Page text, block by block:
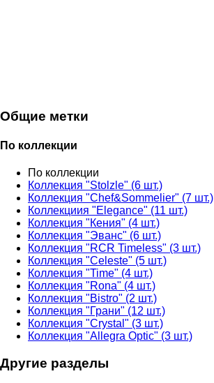
Общие метки
По коллекции
По коллекции
Коллекция "Stolzle" (6 шт.)
Коллекция "Chef&Sommelier" (7 шт.)
Коллекциия "Elegance" (11 шт.)
Коллекция "Кения" (4 шт.)
Коллекция "Эванс" (6 шт.)
Коллекция "RCR Timeless" (3 шт.)
Коллекция "Celeste" (5 шт.)
Коллекция "Time" (4 шт.)
Коллекция "Rona" (4 шт.)
Коллекция "Bistro" (2 шт.)
Коллекция "Грани" (12 шт.)
Коллекция "Crystal" (3 шт.)
Коллекция "Allegra Optic" (3 шт.)
Другие разделы